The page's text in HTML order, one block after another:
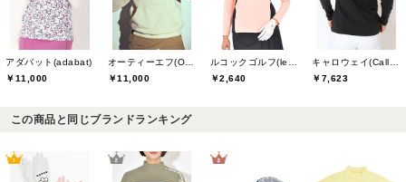
アダバット(adabat)
￥11,000
オーティーエフ(O.T.F)
￥11,000
ルコックゴルフ(le coq GOLF)
￥2,640
キャロウェイ(Callaway)
￥7,623
この商品と同じブランドランキング